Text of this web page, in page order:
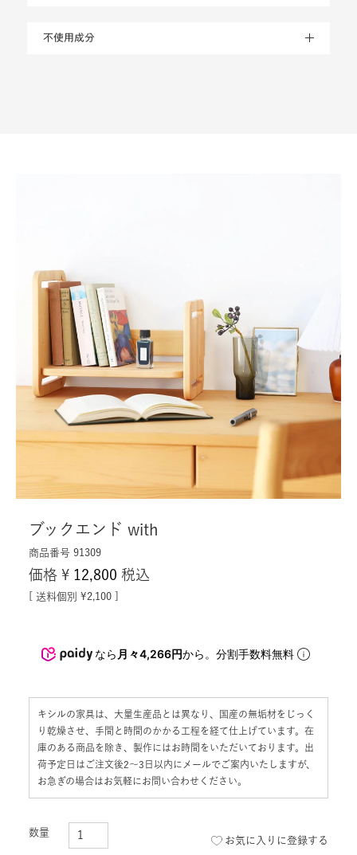
不使用成分
ブックエンド with
商品番号 91309
価格 ¥ 12,800 税込
送料個別 ¥2,100
なら 月々4,266円から。分割手数料無料
キシルの家具は、大量生産品とは異なり、国産の無垢材をじっく
り乾燥させ、手間と時間のかかる工程を経て仕上げています。在
庫のある商品を除き、製作にはお時間をいただいております。出
荷予定日はご注文後2〜3日以内にメールでご案内いたしますが、
お急ぎの場合はお気軽にお問い合わせください。
お気に入りに登録する